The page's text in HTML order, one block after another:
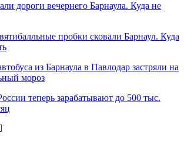
дороги вечернего Барнаула. Куда не
пробки сковали Барнаул. Куда
из Барнаула в Павлодар застряли на
мороз
теперь зарабатывают до 500 тыс.